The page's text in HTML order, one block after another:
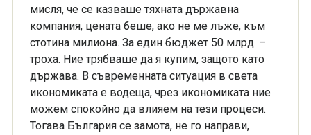
мисля, че се казваше тяхната държавна
компания, цената беше, ако не ме лъже, към
стотина милиона. За един бюджет 50 млрд. –
троха. Ние трябваше да я купим, защото като
държава. В съвременната ситуация в света
икономиката е водеща, чрез икономиката ние
можем спокойно да влияем на тези процеси.
Тогава България се замота, не го направи,